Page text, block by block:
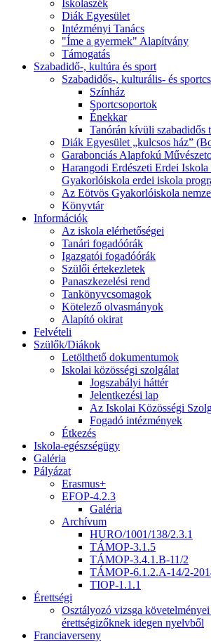
Iskolaszék
Diák Egyesület
Intézményi Tanács
"Íme a gyermek" Alapítvány
Támogatás
Szabadidő-, kultúra és sport
Szabadidős-, kulturális- és
Színház
Sportcsoportok
Énekkar
Tanórán kívüli szabadidős
Diák Egyesület „kulcsos ház”
Garabonciás Alapfokú
Harangodi Erdészeti Erdei Iskola
Gyakorlóiskola erdei iskola
Az Eötvös Gyakorlóiskola
Könyvtár
Információk
Az iskola elérhetőségei
Tanári fogadóórák
Igazgatói fogadóórák
Szülői értekezletek
Panaszkezelési rend
Tankönyvcsomagok
Kötelező olvasmányok
Alapító okirat
Felvételi
Szülők/Diákok
Letölthető dokumentumok
Iskolai közösségi szolgálat
Jogszabályi háttér
Jelentkezési lap
Az Iskolai Közösségi
Fogadó intézmények
Étkezés
Iskola-egészségügy
Galéria
Pályázat
Erasmus+
EFOP-4.2.3
Galéria
Archívum
HURO/1001/138/2.3.1
TÁMOP-3.1.5
TÁMOP-3.4.1.B-11/2
TÁMOP-6.1.2.A-14/2-
TIOP-1.1.1
Érettségi
Osztályozó vizsga
érettségizőknek idegen nyelvből
Franciaverseny